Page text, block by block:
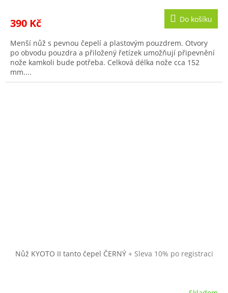
390 Kč Do košíku
Menší nůž s pevnou čepelí a plastovým pouzdrem. Otvory
po obvodu pouzdra a přiložený řetízek umožňují připevnění
nože kamkoli bude potřeba. Celková délka nože cca 152
mm....
Nůž KYOTO II tanto čepel ČERNÝ + Sleva 10% po registraci